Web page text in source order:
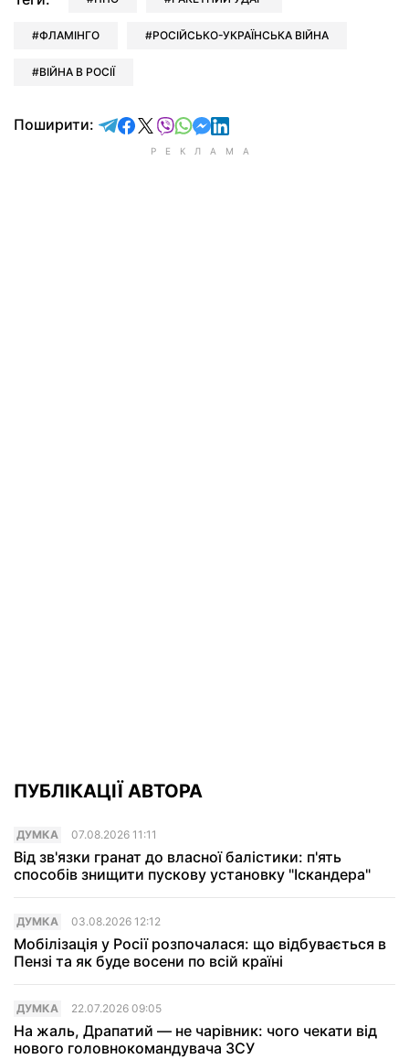
ФЛАМІНГО РОСІЙСЬКО-УКРАЇНСЬКА ВІЙНА
ВІЙНА В РОСІЇ
Поширити: відправити у Telegram
поділитись у Facebook
поділитись у X
відправити у Viber
відправити у Whatsapp
відправити у Messenger
відправити у LinkedIn
ПУБЛІКАЦІЇ АВТОРА
ДУМКА 07.08.2026 11:11
Від зв'язки гранат до власної балістики: п'ять
способів знищити пускову установку "Іскандера"
ДУМКА 03.08.2026 12:12
Мобілізація у Росії розпочалася: що відбувається в
Пензі та як буде восени по всій країні
ДУМКА 22.07.2026 09:05
На жаль, Драпатий — не чарівник: чого чекати від
нового головнокомандувача ЗСУ